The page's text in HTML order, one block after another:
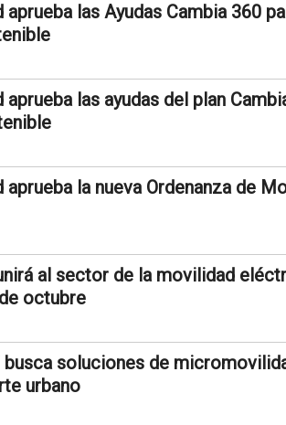
las Ayudas Cambia 360
las ayudas del plan
la nueva Ordenanza de
al sector de la movilidad
octubre
busca soluciones de
urbano